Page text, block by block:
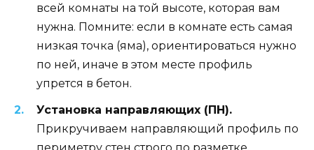
всей комнаты на той высоте, которая вам
нужна. Помните: если в комнате есть самая
низкая точка (яма), ориентироваться нужно
по ней, иначе в этом месте профиль
упрется в бетон.
Установка направляющих (ПН).
Прикручиваем направляющий профиль по